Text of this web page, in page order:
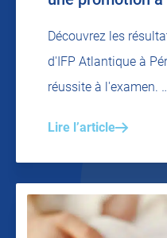
Découvrez les
d'IFP Atlantique à
réussite à l'examen.
Lire l’article